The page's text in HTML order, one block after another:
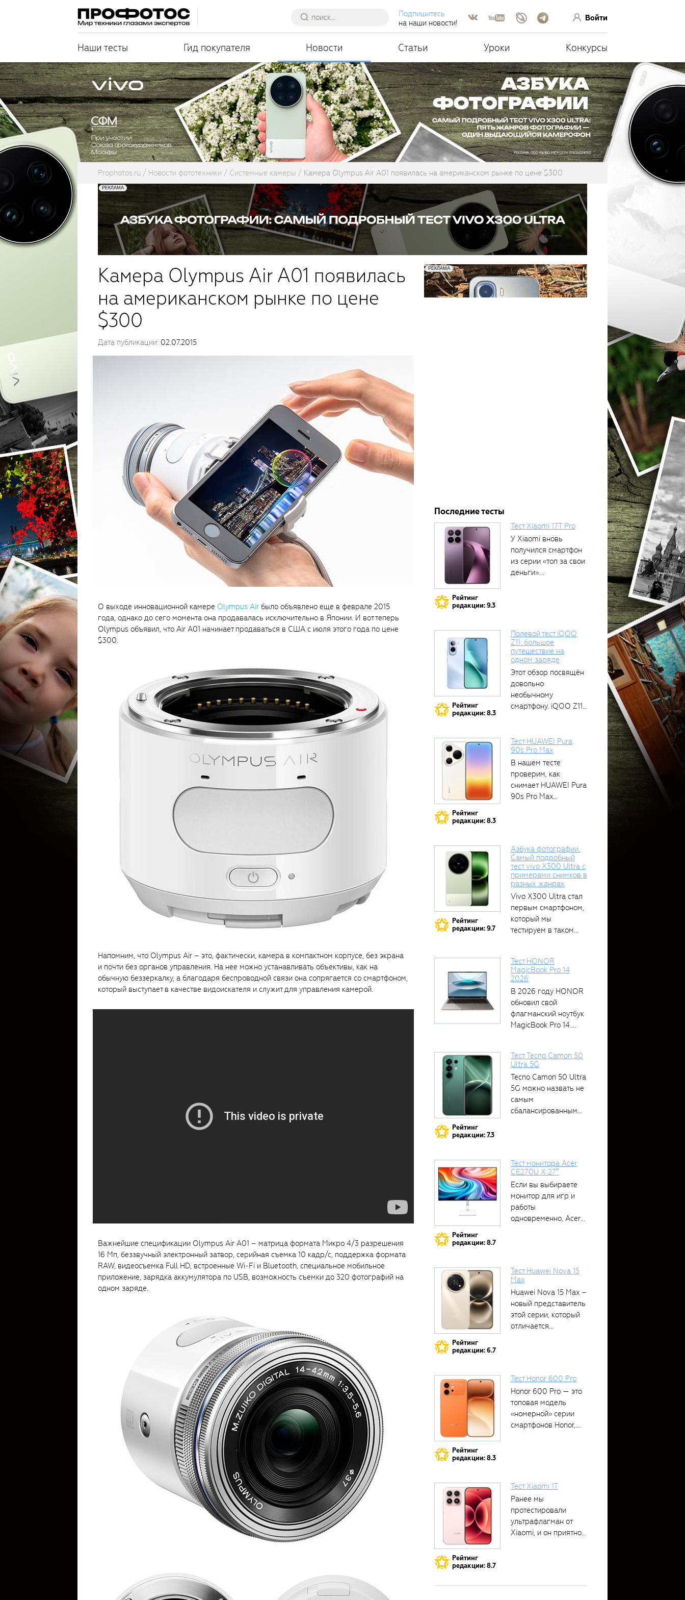
Подпишитесь
на наши новости!
Войти
Наши тесты Гид покупателя Новости Статьи Уроки Конкурсы
Prophotos.ru Новости фототехники Системные камеры Камера Olympus Air A01 появилась на американском рынке по цене $300
Камера Olympus Air A01 появилась
на американском рынке по цене
$300
Дата публикации: 02.07.2015
О выходе инновационной камере Olympus Air было объявлено еще в феврале 2015
года, однако до сего момента она продавалась исключительно в Японии. И вот теперь
Olympus объявил, что Air A01 начинает продаваться в США с июля этого года по цене
$300.
Напомним, что Olympus Air – это, фактически, камера в компактном корпусе, без экрана
и почти без органов управления. На нее можно устанавливать объективы, как на
обычную беззеркалку, а благодаря беспроводной связи она сопрягается со смартфоном,
который выступает в качестве видоискателя и служит для управления камерой.
Важнейшие спецификации Olympus Air A01 – матрица формата Микро 4/3 разрешения
16 Мп, беззвучный электронный затвор, серийная съемка 10 кадр/с, поддержка формата
RAW, видеосъемка Full HD, встроенные Wi-Fi и Bluetooth, специальное мобильное
приложение, зарядка аккумулятора по USB, возможность съемки до 320 фотографий на
одном заряде.
Последние тесты
Рейтинг
редакции: 9.3
Тест Xiaomi 17T Pro
У Xiaomi вновь
получился смартфон
из серии «топ за свои
деньги»....
Рейтинг
редакции: 8.3
Полевой тест iQOO
Z11: большое
путешествие на
одном заряде
Этот обзор посвящён
довольно
необычному
смартфону. iQOO Z11
Рейтинг
редакции: 8.3
Тест HUAWEI Pura
90s Pro Max
В нашем тесте
проверим, как
снимает HUAWEI Pura
90s Pro Max...
Рейтинг
редакции: 9.7
Азбука фотографии.
Самый подробный
тест vivo X300 Ultra с
примерами снимков в
разных жанрах
Vivo X300 Ultra стал
первым смартфоном,
который мы
тестируем в таком...
Тест HONOR
MagicBook Pro 14
2026
В 2026 году HONOR
обновил свой
флагманский ноутбук
MagicBook Pro 14....
Рейтинг
редакции: 7.3
Тест Tecno Camon 50
Ultra 5G
Tecno Camon 50 Ultra
5G можно назвать не
самым
сбалансированным
Рейтинг
редакции: 8.7
Тест монитора Acer
CE270U X 27″
Если вы выбираете
монитор для игр и
работы
одновременно, Acer
Рейтинг
редакции: 6.7
Тест Huawei Nova 15
Max
Huawei Nova 15 Max –
новый представитель
этой серии, который
отличается...
Рейтинг
редакции: 8.3
Тест Honor 600 Pro
Honor 600 Pro — это
топовая модель
«номерной» серии
смартфонов Honor,...
Рейтинг
редакции: 8.7
Тест Xiaomi 17
Ранее мы
протестировали
ультрафлагман от
Xiaomi, и он приятно